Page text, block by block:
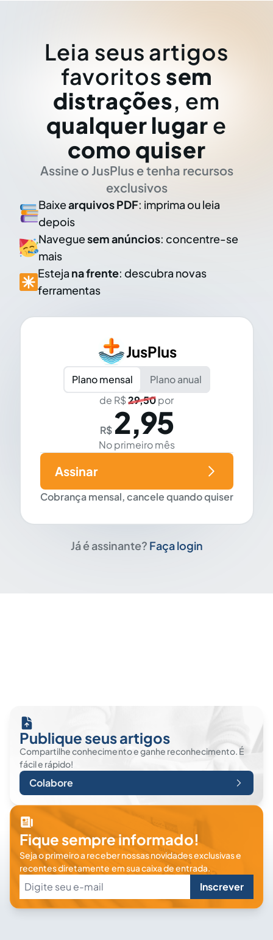
Leia seus artigos
favoritos sem
distrações, em
qualquer lugar e
como quiser
Assine o JusPlus e tenha recursos
exclusivos
Baixearquivos PDF: imprima ou leia
depois
Naveguesem anúncios: concentre-se
mais
Esteja na frente: descubra novas
ferramentas
JusPlus
Plano mensal
Plano anual
de R$29,50por
R$ 2,95
No primeiro mês
Cobrança mensal, cancele quando quiser
Assinar
Já é assinante? Faça login
Publique seus artigos
Compartilhe conhecimento e ganhe reconhecimento. É
fácil e rápido!
Colabore
Fique sempre informado!
Seja o primeiro a receber nossas novidades exclusivas e
recentes diretamente em sua caixa de entrada.
Inscrever